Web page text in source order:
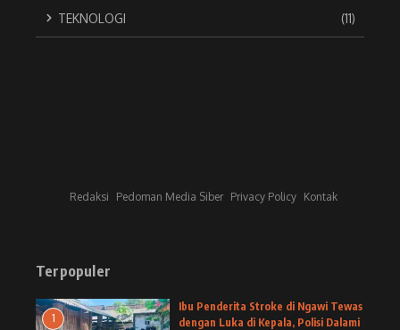
TEKNOLOGI (11)
Redaksi Pedoman Media Siber Privacy Policy Kontak
Terpopuler
1
Ibu Penderita Stroke di Ngawi Tewas
dengan Luka di Kepala, Polisi Dalami